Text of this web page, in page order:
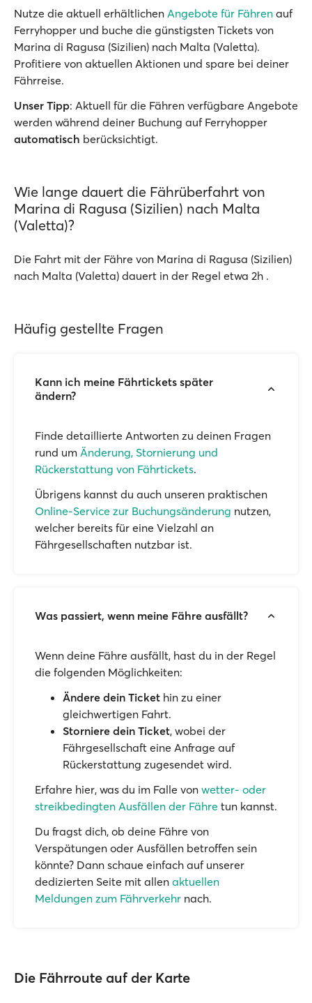
Nutze die aktuell erhältlichen Angebote für Fähren auf
Ferryhopper und buche die günstigsten Tickets von
Marina di Ragusa (Sizilien) nach Malta (Valetta).
Profitiere von aktuellen Aktionen und spare bei deiner
Fährreise.
Unser Tipp: Aktuell für die Fähren verfügbare Angebote
werden während deiner Buchung auf Ferryhopper
automatisch berücksichtigt.
Wie lange dauert die Fährüberfahrt von
Marina di Ragusa (Sizilien) nach Malta
(Valetta)?
Die Fahrt mit der Fähre von Marina di Ragusa (Sizilien)
nach Malta (Valetta) dauert in der Regel etwa 2h .
Häufig gestellte Fragen
Kann ich meine Fährtickets später
ändern?
Finde detaillierte Antworten zu deinen Fragen
rund um Änderung, Stornierung und
Rückerstattung von Fährtickets.
Übrigens kannst du auch unseren praktischen
Online-Service zur Buchungsänderung nutzen,
welcher bereits für eine Vielzahl an
Fährgesellschaften nutzbar ist.
Was passiert, wenn meine Fähre ausfällt?
Wenn deine Fähre ausfällt, hast du in der Regel
die folgenden Möglichkeiten:
Ändere dein Ticket hin zu einer
gleichwertigen Fahrt.
Storniere dein Ticket, wobei der
Fährgesellschaft eine Anfrage auf
Rückerstattung zugesendet wird.
Erfahre hier, was du im Falle von wetter- oder
streikbedingten Ausfällen der Fähre tun kannst.
Du fragst dich, ob deine Fähre von
Verspätungen oder Ausfällen betroffen sein
könnte? Dann schaue einfach auf unserer
dedizierten Seite mit allen aktuellen
Meldungen zum Fährverkehr nach.
Die Fährroute auf der Karte